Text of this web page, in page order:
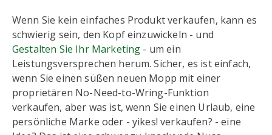
Wenn Sie kein einfaches Produkt verkaufen, kann es
schwierig sein, den Kopf einzuwickeln - und
Gestalten Sie Ihr Marketing - um ein
Leistungsversprechen herum. Sicher, es ist einfach,
wenn Sie einen süßen neuen Mopp mit einer
proprietären No-Need-to-Wring-Funktion
verkaufen, aber was ist, wenn Sie einen Urlaub, eine
persönliche Marke oder - yikes! verkaufen? - eine